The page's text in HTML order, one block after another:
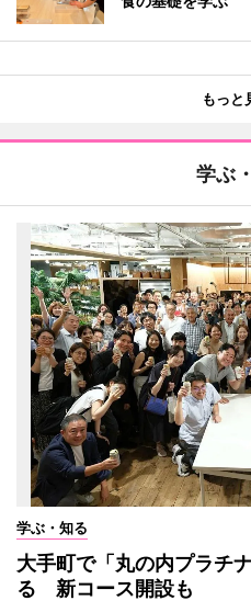
もっと
学ぶ
学ぶ・知る
大手町で「丸の内プラチ
る 新コース開設も